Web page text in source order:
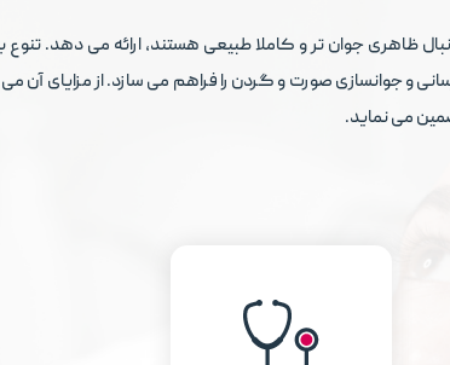
ظاهری جوان تر و کاملا طبیعی هستند، ارائه می دهد. تنوع
و جوانسازی صورت و گردن را فراهم می سازد. از مزایای آن می
می نماید.